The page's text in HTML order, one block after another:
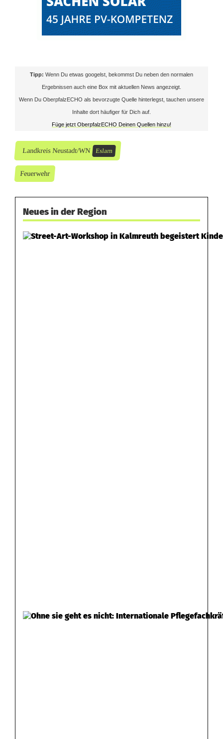
Tipp: Wenn Du etwas googelst, bekommst Du neben den normalen
Ergebnissen auch eine Box mit aktuellen News angezeigt.
Wenn Du OberpfalzECHO als bevorzugte Quelle hinterlegst, tauchen unsere
Inhalte dort häufiger für Dich auf.
Füge jetzt OberpfalzECHO Deinen Quellen hinzu!
Landkreis Neustadt/WN Eslarn
Feuerwehr
Neues in der Region